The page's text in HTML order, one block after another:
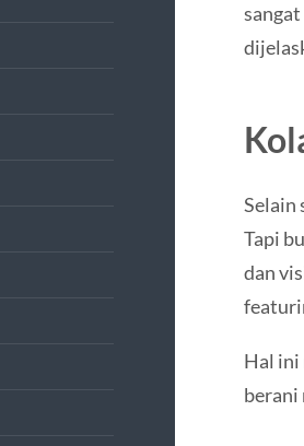
Selain
Tapi
dan
Hal ini
berani